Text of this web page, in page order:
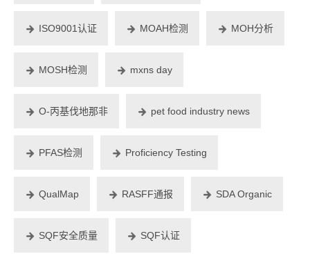
ISO9001认证 MOAH检测 MOH分析
MOSH检测 mxns day
O-丙基伐地那非 pet food industry news
PFAS检测 Proficiency Testing
QualMap RASFF通报 SDA Organic
SQF安全质量 SQF认证